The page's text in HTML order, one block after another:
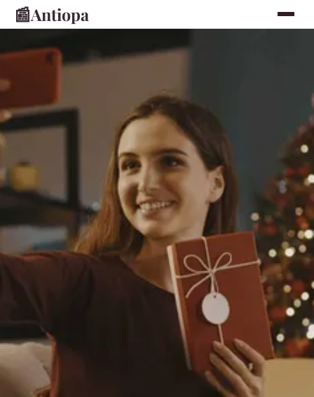
📰Antiopa